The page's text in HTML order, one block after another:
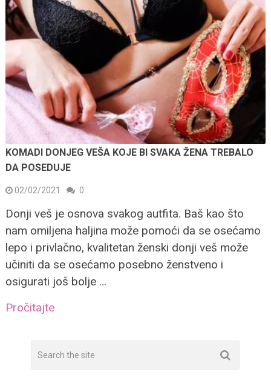
KOMADI DONJEG VEŠA KOJE BI SVAKA ŽENA TREBALO
DA POSEDUJE
02/02/2021 0
Donji veš je osnova svakog autfita. Baš kao što
nam omiljena haljina može pomoći da se osećamo
lepo i privlačno, kvalitetan ženski donji veš može
učiniti da se osećamo posebno ženstveno i
osigurati još bolje …
Pročitajte